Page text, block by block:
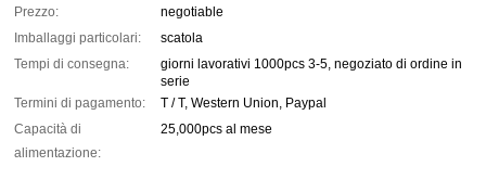
Prezzo:
negotiable
Imballaggi particolari:
scatola
Tempi di consegna:
giorni lavorativi 1000pcs 3-5, negoziato di ordine in
serie
Termini di pagamento:
T / T, Western Union, Paypal
Capacità di
alimentazione:
25,000pcs al mese